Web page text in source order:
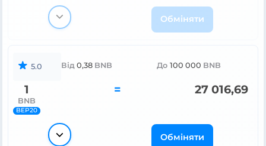
Обміняти
5.0 Від 0,38 BNB До 100 000 BNB
1
BNB
BEP20
= 27 016,69
Обміняти